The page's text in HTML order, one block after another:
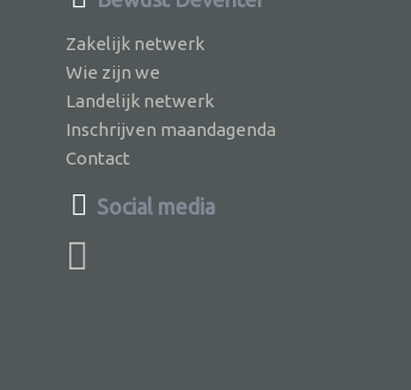
Zakelijk netwerk
Wie zijn we
Landelijk netwerk
Inschrijven maandagenda
Contact
Social media